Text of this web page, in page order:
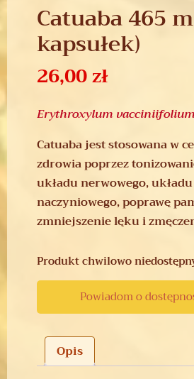
Catuaba 465
kapsułek)
26,00zł
Erythroxylum
Catuaba jest stosowana w
zdrowia poprzez
układu nerwowego,
naczyniowego, poprawę
zmniejszenie lęku i
Produkt chwilowo
Powiadom o
Opis